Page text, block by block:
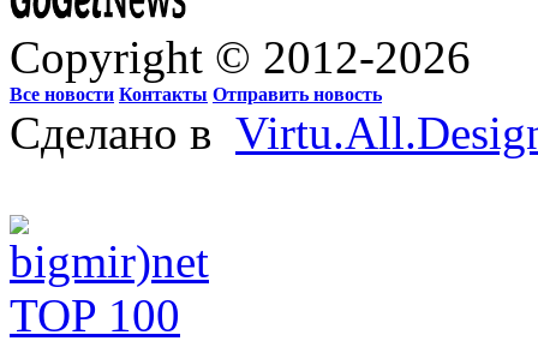
Copyright © 2012-2026
Все новости Контакты Отправить новость
Сделано в